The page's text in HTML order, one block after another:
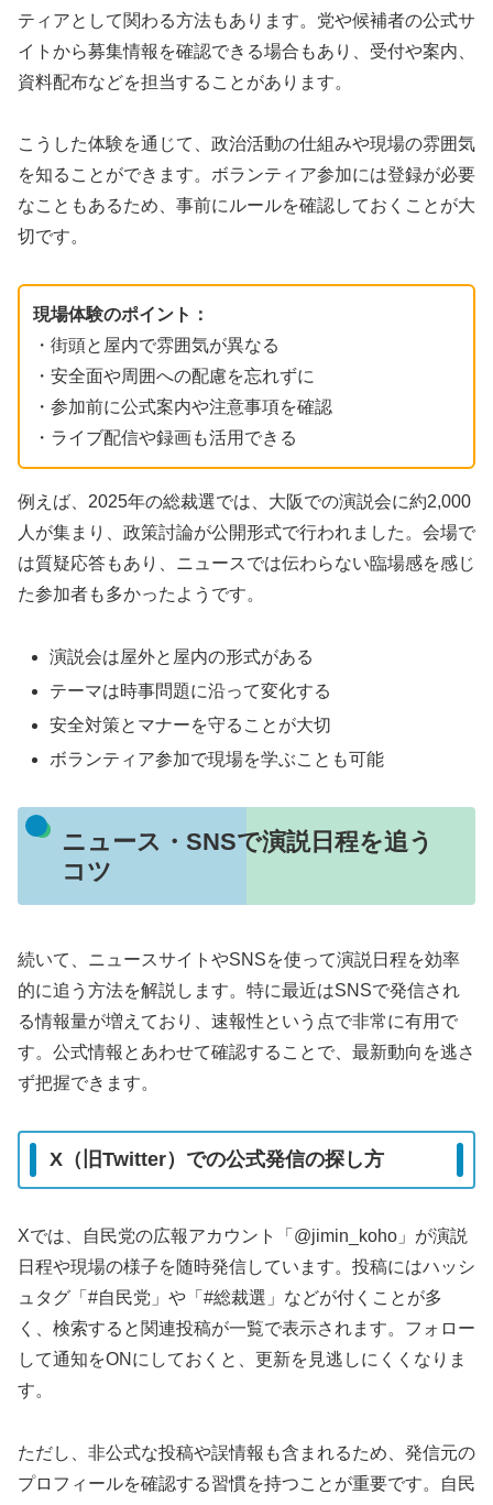
ティアとして関わる方法もあります。党や候補者の公式サ
イトから募集情報を確認できる場合もあり、受付や案内、
資料配布などを担当することがあります。
こうした体験を通じて、政治活動の仕組みや現場の雰囲気
を知ることができます。ボランティア参加には登録が必要
なこともあるため、事前にルールを確認しておくことが大
切です。
現場体験のポイント：
・街頭と屋内で雰囲気が異なる
・安全面や周囲への配慮を忘れずに
・参加前に公式案内や注意事項を確認
・ライブ配信や録画も活用できる
例えば、2025年の総裁選では、大阪での演説会に約2,000
人が集まり、政策討論が公開形式で行われました。会場で
は質疑応答もあり、ニュースでは伝わらない臨場感を感じ
た参加者も多かったようです。
演説会は屋外と屋内の形式がある
テーマは時事問題に沿って変化する
安全対策とマナーを守ることが大切
ボランティア参加で現場を学ぶことも可能
ニュース・SNSで演説日程を追う
コツ
続いて、ニュースサイトやSNSを使って演説日程を効率
的に追う方法を解説します。特に最近はSNSで発信され
る情報量が増えており、速報性という点で非常に有用で
す。公式情報とあわせて確認することで、最新動向を逃さ
ず把握できます。
X（旧Twitter）での公式発信の探し方
Xでは、自民党の広報アカウント「@jimin_koho」が演説
日程や現場の様子を随時発信しています。投稿にはハッシ
ュタグ「#自民党」や「#総裁選」などが付くことが多
く、検索すると関連投稿が一覧で表示されます。フォロー
して通知をONにしておくと、更新を見逃しにくくなりま
す。
ただし、非公式な投稿や誤情報も含まれるため、発信元の
プロフィールを確認する習慣を持つことが重要です。自民